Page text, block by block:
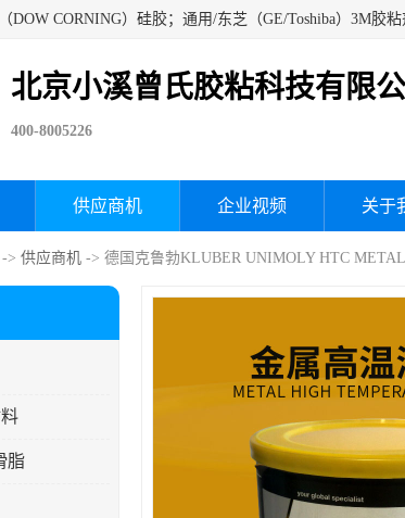
北京小溪曾氏胶粘科技有限
400-8005226
供应商机 企业视频 关于
-> 供应商机 -> 德国克鲁勃KLUBER UNIMOLY HTC
脂